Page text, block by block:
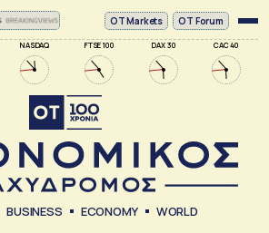
NASDAQ FTSE 100 DAX 30 CAC 40
ΟΤ Markets OT Forum
BUSINESS ECONOMY WORLD